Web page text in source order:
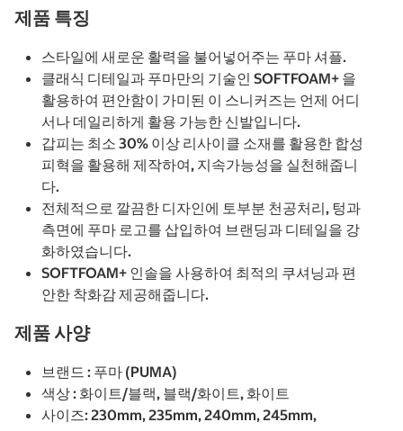
제품 특징
스타일에 새로운 활력을 불어넣어주는 푸마 셔플.
클래식 디테일과 푸마만의 기술인 SOFTFOAM+ 을
활용하여 편안함이 가미된 이 스니커즈는 언제 어디
서나 데일리하게 활용 가능한 신발입니다.
갑피는 최소 30% 이상 리사이클 소재를 활용한 합성
피혁을 활용해 제작하여, 지속가능성을 실천해줍니
다.
전체적으로 깔끔한 디자인에 토부분 천공처리, 텅과
측면에 푸마 로고를 삽입하여 브랜딩과 디테일을 강
화하였습니다.
SOFTFOAM+ 인솔을 사용하여 최적의 쿠셔닝과 편
안한 착화감 제공해줍니다.
제품 사양
브랜드 : 푸마 (PUMA)
색상 : 화이트/블랙, 블랙/화이트, 화이트
사이즈: 230mm, 235mm, 240mm, 245mm,